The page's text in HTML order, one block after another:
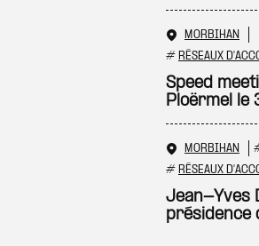
MORBIHAN
# RÉSEAUX
Speed
Ploërmel le
MORBIHAN
# RÉSEAUX
Jean-Yves
présidence